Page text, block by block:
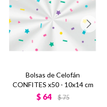
Bolsas de Celofán
CONFITES x50 - 10x14 cm
$ 64 $75